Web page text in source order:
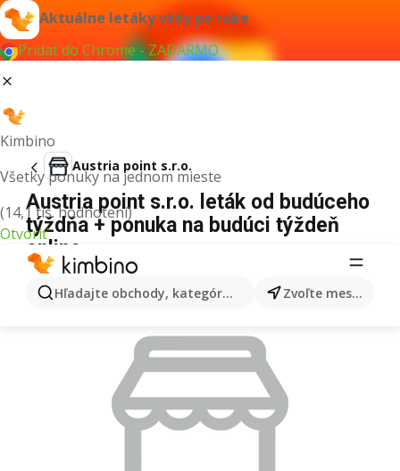
Aktuálne letáky vždy po ruke
Pridať do Chrome - ZADARMO
Kimbino
Všetky ponuky na jednom mieste
(14,1 tis. hodnotení)
Otvoriť
Hľadajte obchody, kategórie, produkty... Zvoľte mesto
Austria point s.r.o.
Austria point s.r.o. leták od budúceho
týždňa + ponuka na budúci týždeň
online